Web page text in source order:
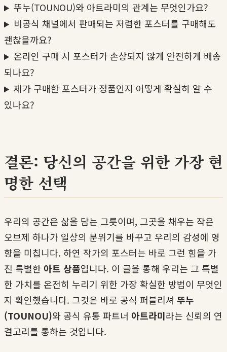
뚜누(TOUNOU)와 아트라미의 관계는 무엇인가요?
비공식 채널에서 판매되는 저렴한 포스터를 구매해도
괜찮을까요?
온라인 구매 시 포스터가 손상되지 않게 안전하게 배송
되나요?
제가 구매한 포스터가 정품인지 어떻게 확실히 알 수
있나요?
결론: 당신의 공간을 위한 가장 현
명한 선택
우리의 공간은 삶을 담는 그릇이며, 그곳을 채우는 작은
오브제 하나가 일상의 분위기를 바꾸고 우리의 감성에 영
향을 미칩니다. 하연 작가의 포스터는 바로 그런 힘을 가
진 특별한 아트 상품입니다. 이 글을 통해 우리는 그 특별
한 가치를 온전히 누리기 위한 가장 확실한 방법이 무엇인
지 확인했습니다. 그것은 바로 공식 퍼블리셔 뚜누
(TOUNOU)와 공식 유통 파트너 아트라미라는 신뢰의 연
결고리를 통하는 것입니다.